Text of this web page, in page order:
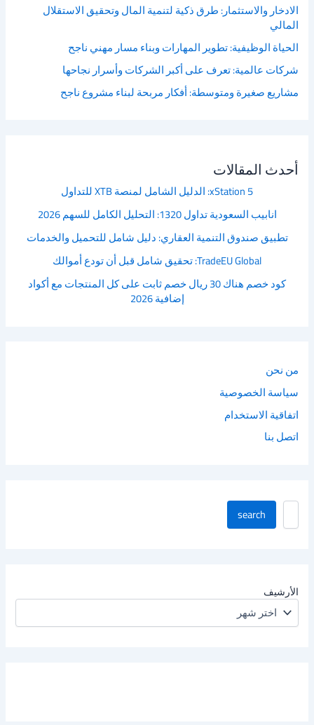
الادخار والاستثمار: طرق ذكية لتنمية المال وتحقيق الاستقلال
المالي
الحياة الوظيفية: تطوير المهارات وبناء مسار مهني ناجح
شركات عالمية: تعرف على أكبر الشركات وأسرار نجاحها
مشاريع صغيرة ومتوسطة: أفكار مربحة لبناء مشروع ناجح
أحدث المقالات
xStation 5: الدليل الشامل لمنصة XTB للتداول
انابيب السعودية تداول 1320: التحليل الكامل للسهم 2026
تطبيق صندوق التنمية العقاري: دليل شامل للتحميل والخدمات
TradeEU Global: تحقيق شامل قبل أن تودع أموالك
كود خصم هناك 30 ريال خصم ثابت على كل المنتجات مع أكواد
إضافية 2026
من نحن
سياسة الخصوصية
اتفاقية الاستخدام
اتصل بنا
ا
ح
ا
ل
و
search
الأرشيف